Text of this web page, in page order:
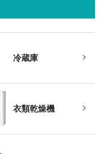
冷蔵庫
衣類乾燥機